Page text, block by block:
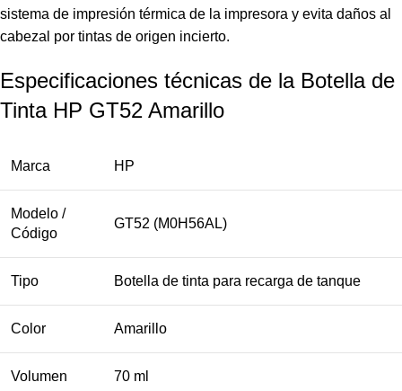
sistema de impresión térmica de la impresora y evita daños al
cabezal por tintas de origen incierto.
Especificaciones técnicas de la Botella de
Tinta HP GT52 Amarillo
Marca HP
Modelo /
Código
GT52 (M0H56AL)
Tipo Botella de tinta para recarga de tanque
Color Amarillo
Volumen 70 ml